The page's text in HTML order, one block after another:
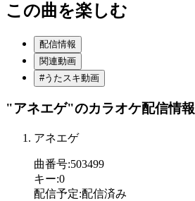
この曲を楽しむ
配信情報
関連動画
#うたスキ動画
"アネエゲ"のカラオケ配信情報
アネエゲ
曲番号:503499
キー:0
配信予定:配信済み